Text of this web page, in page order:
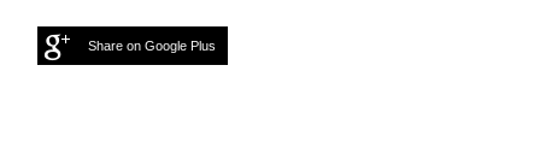
Share on Google Plus